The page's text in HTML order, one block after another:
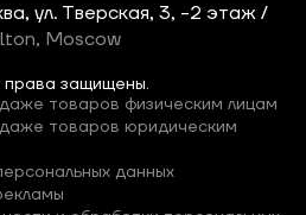
защищены.
ул. Тверская, 3, -2 этаж /
Moscow
товаров физическим лицам
товаров юридическим
данных